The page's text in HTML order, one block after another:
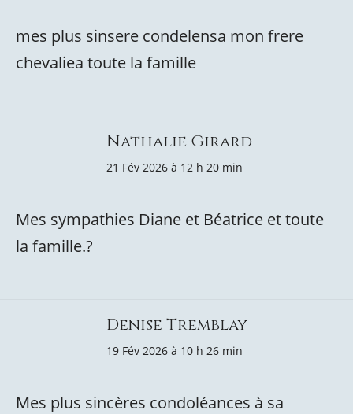
mes plus sinsere condelensa mon frere
chevaliea toute la famille
Nathalie Girard
21 Fév 2026 à 12 h 20 min
Mes sympathies Diane et Béatrice et toute
la famille.?
Denise Tremblay
19 Fév 2026 à 10 h 26 min
Mes plus sincères condoléances à sa